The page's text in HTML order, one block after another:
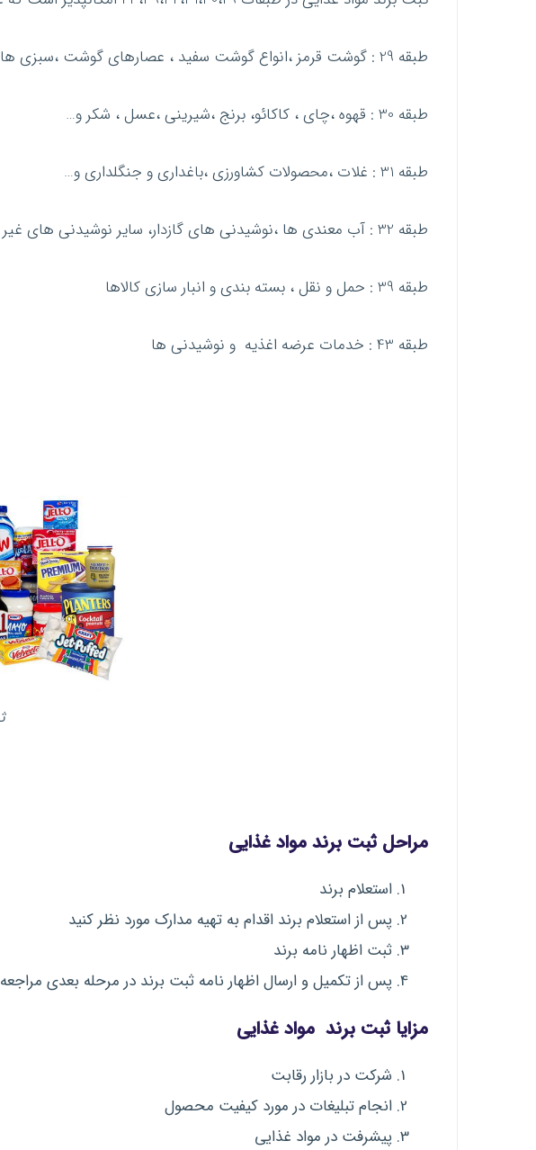
طبقه 29 : گوشت قرمز ،انواع گوشت سفید ، عصارهای گوشت ،سبزی های پخته شده انواع ژله و….
طبقه 30 : قهوه ،چای ، کاکائو، برنج ،شیرینی ،عسل ، شکر و…
طبقه 31 : غلات ،محصولات کشاورزی ،باغداری و جنگلداری و…
طبقه 32 : آب معندی ها ،نوشیدنی های گازدار، سایر نوشیدنی های غیر الکلی ، آب میوه ها
طبقه 39 : حمل و نقل ، بسته بندی و انبار سازی کالاها
طبقه 43 : خدمات عرضه اغذیه و نوشیدنی ها
مراحل ثبت برند مواد غذایی
استعلام برند
پس از استعلام برند اقدام به تهیه مدارک مورد نظر کنید
ثبت اظهار نامه برند
پس از تکمیل و ارسال اظهار نامه ثبت برند در مرحله بعدی
مزایا ثبت برند مواد غذایی
شرکت در بازار رقابت
انجام تبلیغات در مورد کیفیت محصول
پیشرفت در مواد غذایی